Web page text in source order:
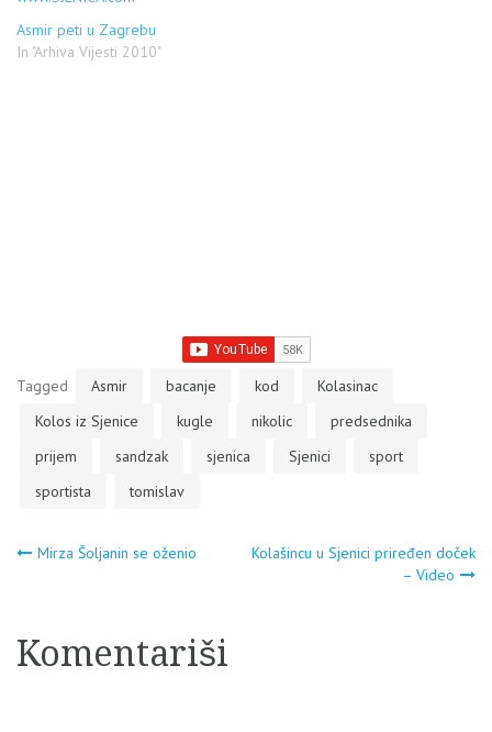
Asmir peti u Zagrebu
In "Arhiva Vijesti 2010"
Tagged Asmir bacanje kod
Kolasinac
Kolos iz Sjenice
kugle nikolic
predsednika
prijem
sandzak sjenica Sjenici
sport
sportista
tomislav
Navigacija
Mirza Šoljanin se oženio
Kolašincu u Sjenici priređen doček
– Video
Komentariši